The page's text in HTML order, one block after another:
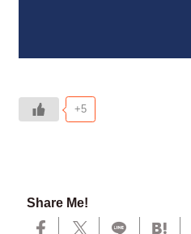
+5
Share Me!